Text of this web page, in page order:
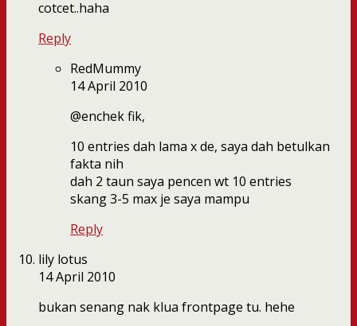
cotcet..haha
Reply
RedMummy
14 April 2010
@enchek fik,
10 entries dah lama x de, saya dah betulkan
fakta nih
dah 2 taun saya pencen wt 10 entries
skang 3-5 max je saya mampu
Reply
lily lotus
14 April 2010
bukan senang nak klua frontpage tu. hehe